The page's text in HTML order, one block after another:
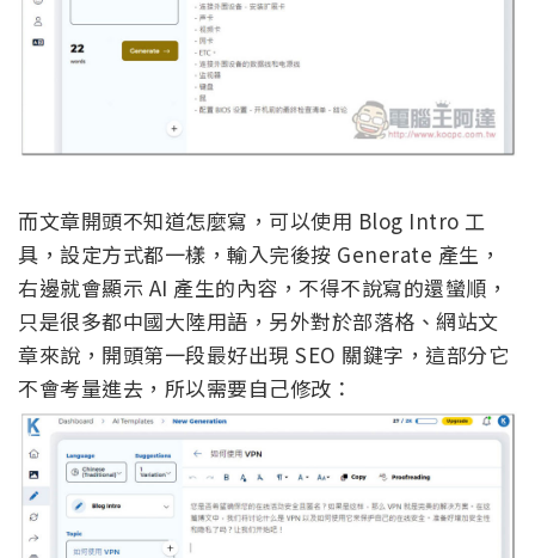
而文章開頭不知道怎麼寫，可以使用 Blog Intro 工
具，設定方式都一樣，輸入完後按 Generate 產生，
右邊就會顯示 AI 產生的內容，不得不說寫的還蠻順，
只是很多都中國大陸用語，另外對於部落格、網站文
章來說，開頭第一段最好出現 SEO 關鍵字，這部分它
不會考量進去，所以需要自己修改：